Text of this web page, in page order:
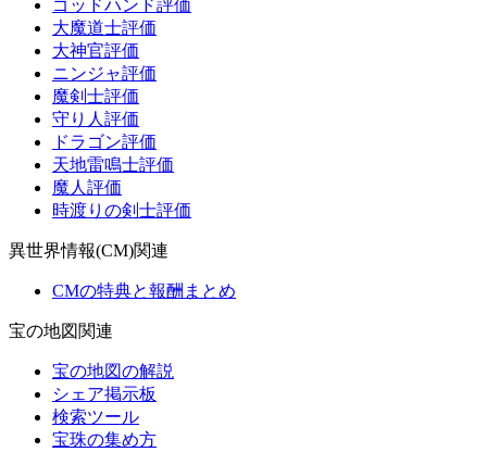
ゴッドハンド評価
大魔道士評価
大神官評価
ニンジャ評価
魔剣士評価
守り人評価
ドラゴン評価
天地雷鳴士評価
魔人評価
時渡りの剣士評価
異世界情報(CM)関連
CMの特典と報酬まとめ
宝の地図関連
宝の地図の解説
シェア掲示板
検索ツール
宝珠の集め方